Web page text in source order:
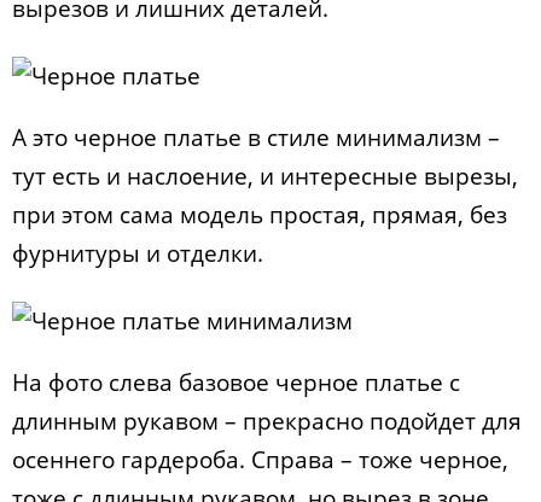
вырезов и лишних деталей.
А это черное платье в стиле минимализм –
тут есть и наслоение, и интересные вырезы,
при этом сама модель простая, прямая, без
фурнитуры и отделки.
На фото слева базовое черное платье с
длинным рукавом – прекрасно подойдет для
осеннего гардероба. Справа – тоже черное,